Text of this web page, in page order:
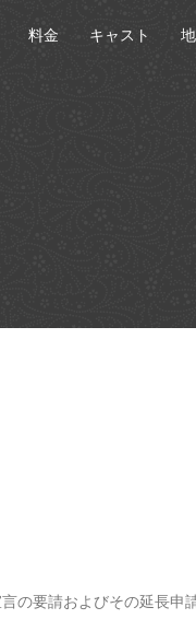
料金 キャスト
の要請およびその延長申